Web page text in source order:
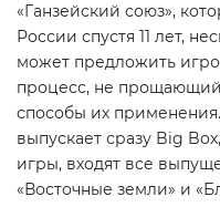
«Ганзейский союз»,
России спустя 11 лет,
может предложить
процесс, не
способы их
выпускает сразу Big
игры, входят все
«Восточные земли» и